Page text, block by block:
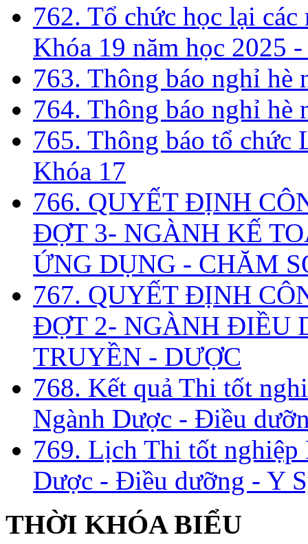
762. Tổ chức học lại
Khóa 19 năm học 2025
763. Thông báo nghỉ hè
764. Thông báo nghỉ hè
765. Thông báo tổ chức
Khóa 17
766. QUYẾT ĐỊNH
ĐỢT 3- NGÀNH KẾ
ỨNG DỤNG - CHĂM
767. QUYẾT ĐỊNH
ĐỢT 2- NGÀNH ĐIỀU
TRUYỀN - DƯỢC
768. Kết quả Thi tốt
Ngành Dược - Điều
769. Lịch Thi tốt
Dược - Điều dưỡng - Y
THỜI KHÓA BIỂU